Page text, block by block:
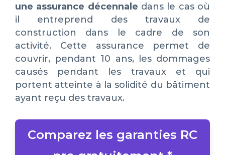
une assurance décennale dans le cas où
il entreprend des travaux de
construction dans le cadre de son
activité. Cette assurance permet de
couvrir, pendant 10 ans, les dommages
causés pendant les travaux et qui
portent atteinte à la solidité du bâtiment
ayant reçu des travaux.
Comparez les garanties RC